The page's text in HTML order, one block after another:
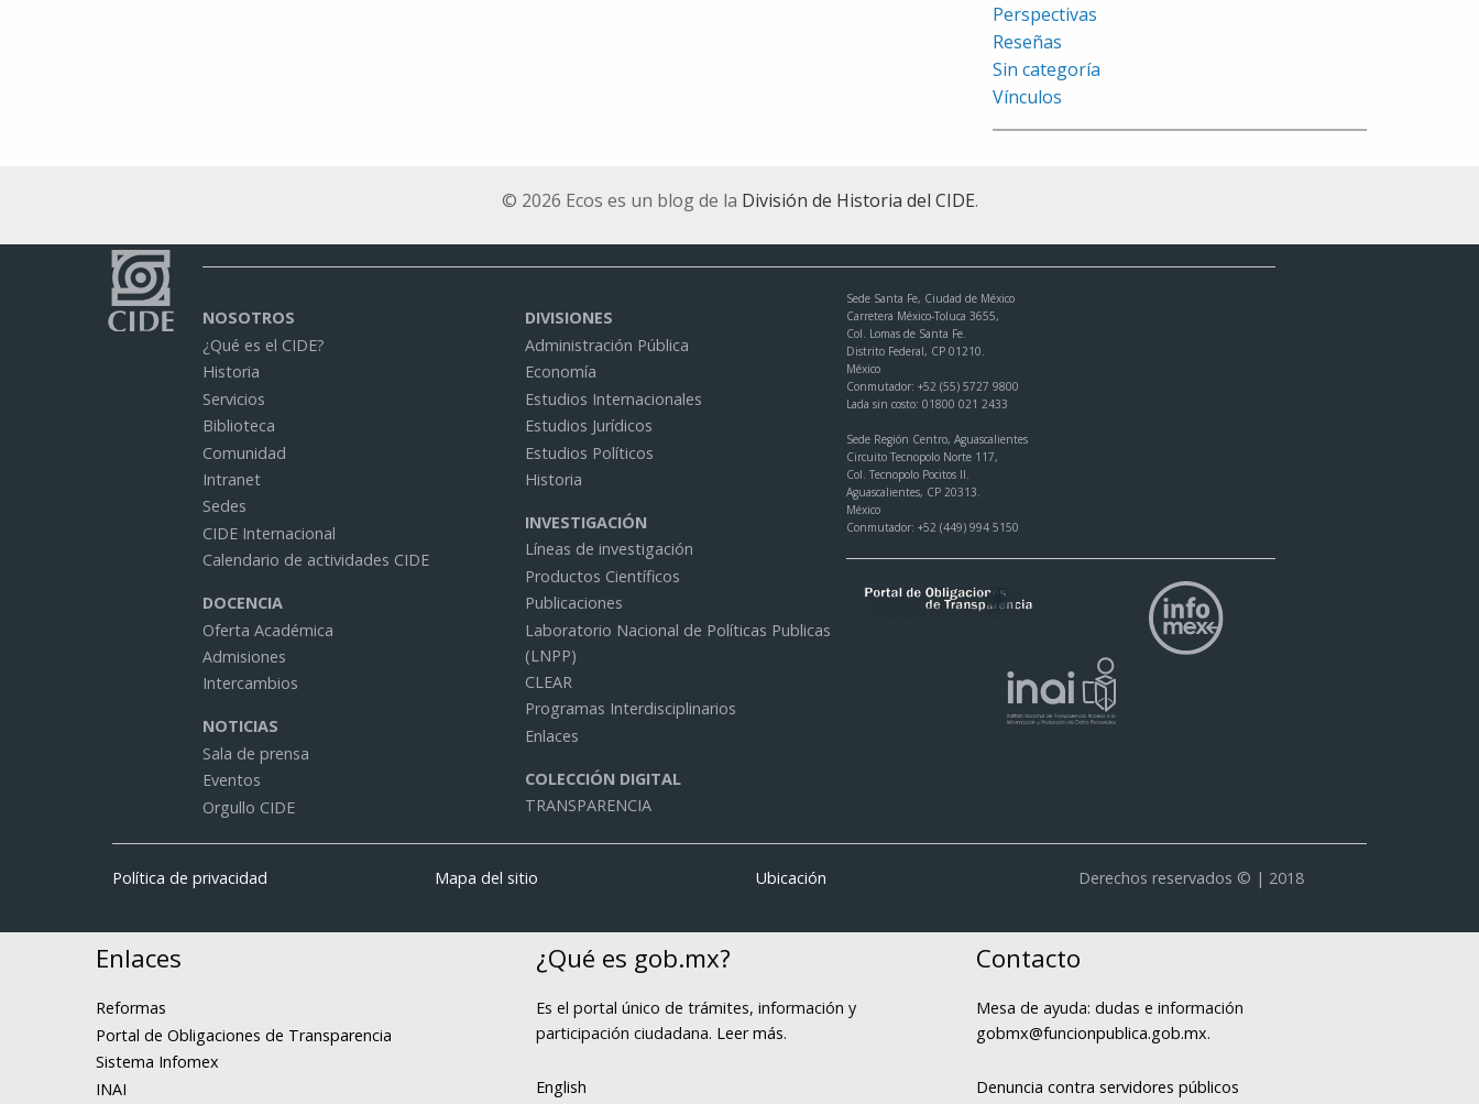
Perspectivas
Reseñas
Sin categoría
Vínculos
© 2026 Ecos es un blog de la División de Historia del CIDE.
NOSOTROS
¿Qué es el CIDE?
Historia
Servicios
Biblioteca
Comunidad
Intranet
Sedes
CIDE Internacional
Calendario de actividades CIDE
DOCENCIA
Oferta Académica
Admisiones
Intercambios
NOTICIAS
Sala de prensa
Eventos
Orgullo CIDE
DIVISIONES
Administración Pública
Economía
Estudios Internacionales
Estudios Jurídicos
Estudios Políticos
Historia
INVESTIGACIÓN
Líneas de investigación
Productos Científicos
Publicaciones
Laboratorio Nacional de Políticas Publicas
(LNPP)
CLEAR
Programas Interdisciplinarios
Enlaces
COLECCIÓN DIGITAL
TRANSPARENCIA
Sede Santa Fe, Ciudad de México
Carretera México-Toluca 3655,
Col. Lomas de Santa Fe.
Distrito Federal, CP 01210.
México
Conmutador: +52 (55) 5727 9800
Lada sin costo: 01800 021 2433
Sede Región Centro, Aguascalientes
Circuito Tecnopolo Norte 117,
Col. Tecnopolo Pocitos II.
Aguascalientes, CP 20313.
México
Conmutador: +52 (449) 994 5150
Política de privacidad Mapa del sitio Ubicación Derechos reservados © | 2018
Enlaces
Reformas
Portal de Obligaciones de Transparencia
Sistema Infomex
INAI
¿Qué es gob.mx?
Es el portal único de trámites, información y
participación ciudadana. Leer más.
English
Contacto
Mesa de ayuda: dudas e información
gobmx@funcionpublica.gob.mx.
Denuncia contra servidores públicos